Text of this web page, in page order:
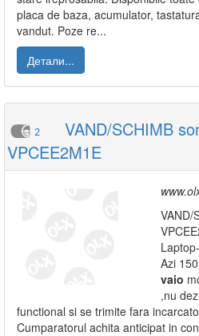
placa de baza, acumulator,
vandut. Poze re...
Детали...
2
VAND/SCHIMB
VPCEE2M1E
VAND/
Azi
vaio
,nu
functional si se trimite fara
Cumparatorul achita anticipat in